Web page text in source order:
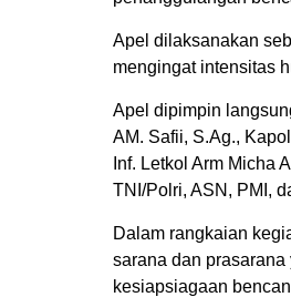
Apel dilaksanakan
mengingat intensitas
Apel dipimpin
AM. Safii, S.Ag.,
Inf. Letkol Arm Micha
TNI/Polri, ASN, PMI,
Dalam rangkaian
sarana dan
kesiapsiagaan